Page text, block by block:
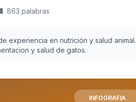
863 palabras
experiencia en nutrición y salud animal.
y salud de gatos.
INFOGRAFIA